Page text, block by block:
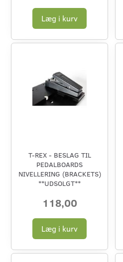
Læg i kurv
T-REX - BESLAG TIL
PEDALBOARDS
NIVELLERING (BRACKETS)
**UDSOLGT**
118,00
Læg i kurv